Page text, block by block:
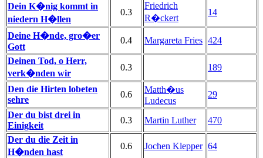
Dein K�nig kommt in
niedern H�llen
0.3
Friedrich
R�ckert
14
Deine H�nde, gro�er
Gott
0.4 Margareta Fries 424
Deinen Tod, o Herr,
verk�nden wir
0.3 189
Den die Hirten lobeten
sehre
0.6
Matth�us
Ludecus
29
Der du bist drei in
Einigkeit
0.3 Martin Luther
470
Der du die Zeit in
H�nden hast
0.6 Jochen Klepper 64